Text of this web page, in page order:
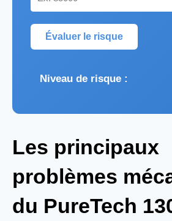
Évaluer le risque
Niveau de risque :
Les principaux
problèmes
du PureTech